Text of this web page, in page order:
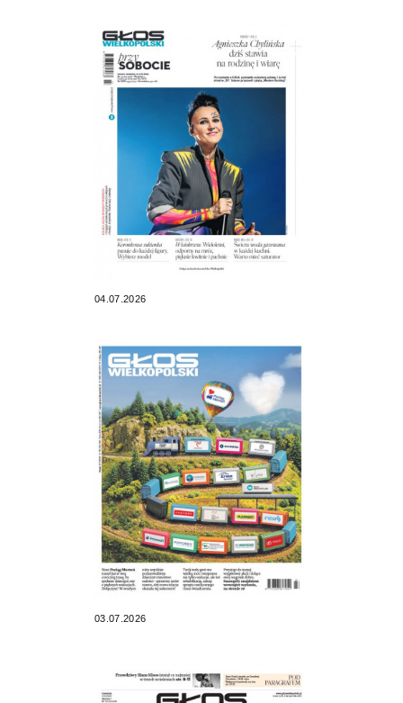
04.07.2026
03.07.2026